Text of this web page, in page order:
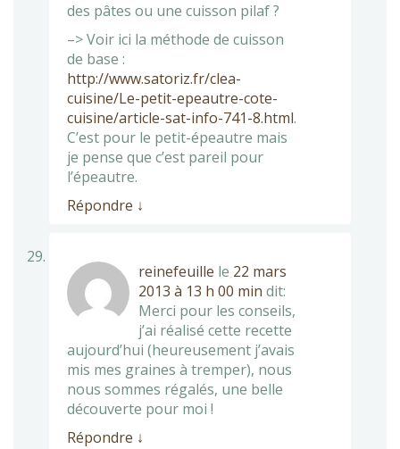
des pâtes ou une cuisson pilaf ?
–> Voir ici la méthode de cuisson
de base :
http://www.satoriz.fr/clea-
cuisine/Le-petit-epeautre-cote-
cuisine/article-sat-info-741-8.html.
C’est pour le petit-épeautre mais
je pense que c’est pareil pour
l’épeautre.
Répondre ↓
reinefeuille le 22 mars
2013 à 13 h 00 min dit:
Merci pour les conseils,
j’ai réalisé cette recette
aujourd’hui (heureusement j’avais
mis mes graines à tremper), nous
nous sommes régalés, une belle
découverte pour moi !
Répondre ↓